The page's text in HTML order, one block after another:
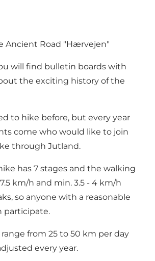
Ancient Road "Hærvejen"
will find bulletin boards with
the exciting history of the
to hike before, but every year
come who would like to join
through Jutland.
has 7 stages and the walking
km/h and min. 3.5 - 4 km/h
so anyone with a reasonable
participate.
from 25 to 50 km per day
every year.